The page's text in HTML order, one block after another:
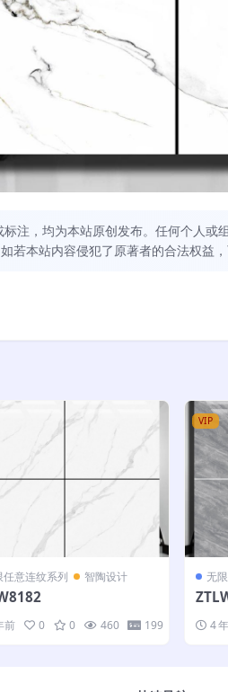
注，均为本站原创发布。任何个人
若本站内容侵犯了原著者的合法权益，
任意连纹系列 智陶设计
前 0 0 460 199
VIP
无
4